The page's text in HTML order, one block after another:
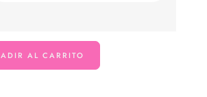
AL CARRITO